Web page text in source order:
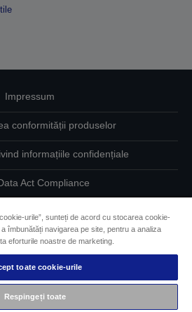
Impressum
conformității produselor
informațiile confidențiale
Act Compliance
despre modulele cookie
pe linie de accesibilitate
© 2026 Seiko Epson
urile”, sunteți de acord cu stocarea cookie-
îmbunătăți navigarea pe site, pentru a analiza
eforturile noastre de marketing.
toate cookie-urile
Respingeți toate